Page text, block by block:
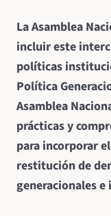
La Asamblea
incluir este
políticas
Política
Asamblea
prácticas y
para incorporar
restitución de
generacionales